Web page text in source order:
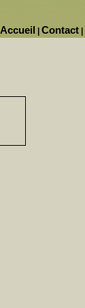
Contact
Accueil